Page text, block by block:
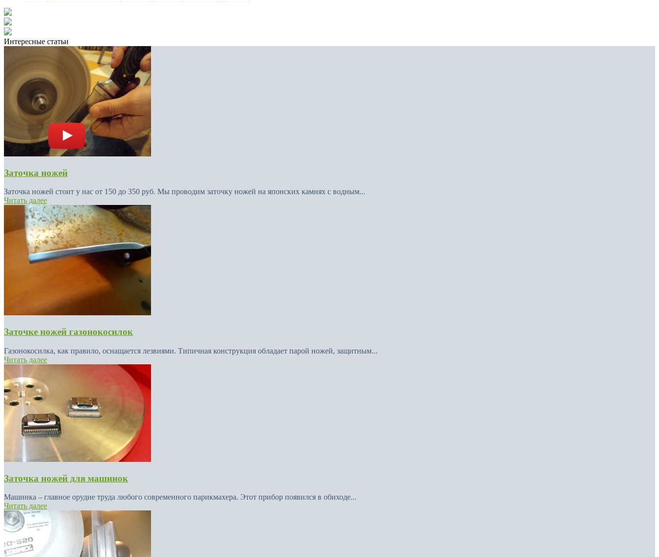
Интересные статьи
Заточка ножей
Заточка ножей стоит у нас от 150 до 350 руб. Мы проводим заточку ножей на японских камнях с водным...
Читать далее
Заточке ножей газонокосилок
Газонокосилка, как правило, оснащается лезвиями. Типичная конструкция обладает парой ножей, защитным...
Читать далее
Заточка ножей для машинок
Машинка – главное орудие труда любого современного парикмахера. Этот прибор появился в обиходе...
Читать далее